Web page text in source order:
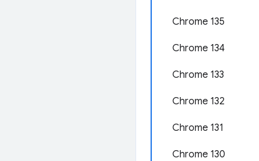
Chrome 135
Chrome 134
Chrome 133
Chrome 132
Chrome 131
Chrome 130